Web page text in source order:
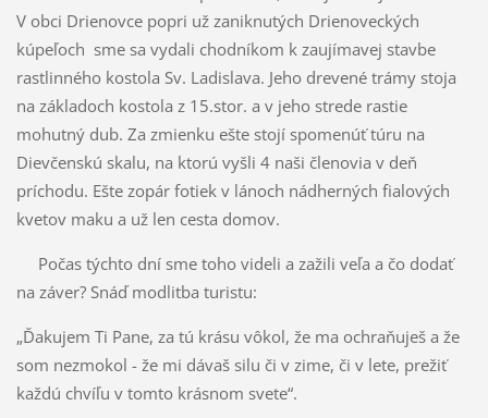
V obci Drienovce popri už zaniknutých Drienoveckých
kúpeľoch sme sa vydali chodníkom k zaujímavej stavbe
rastlinného kostola Sv. Ladislava. Jeho drevené trámy stoja
na základoch kostola z 15.stor. a v jeho strede rastie
mohutný dub. Za zmienku ešte stojí spomenúť túru na
Dievčenskú skalu, na ktorú vyšli 4 naši členovia v deň
príchodu. Ešte zopár fotiek v lánoch nádherných fialových
kvetov maku a už len cesta domov.
Počas týchto dní sme toho videli a zažili veľa a čo dodať
na záver? Snáď modlitba turistu:
„Ďakujem Ti Pane, za tú krásu vôkol, že ma ochraňuješ a že
som nezmokol - že mi dávaš silu či v zime, či v lete, prežiť
každú chvíľu v tomto krásnom svete“.